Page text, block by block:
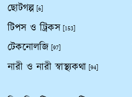
ছোটগল্প [6]
টিপস ও ট্রিকস [153]
টেকনোলজি [97]
নারী ও নারী স্বাস্থ্যকথা [94]